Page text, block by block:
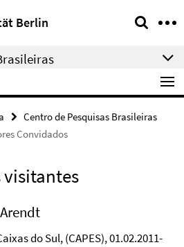
Berlin
Centro de Pesquisas Brasileiras
Convidados
visitantes
do Sul, (CAPES), 01.02.2011-